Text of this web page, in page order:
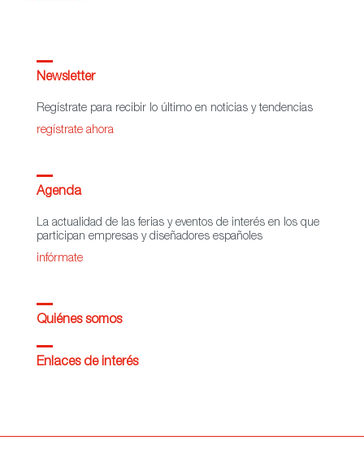
Newsletter
Regístrate para recibir lo último en noticias y tendencias
regístrate ahora
Agenda
La actualidad de las ferias y eventos de interés en los que
participan empresas y diseñadores españoles
infórmate
Quiénes somos
Enlaces de interés